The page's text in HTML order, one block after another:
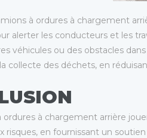
à ordures à chargement
alerter les conducteurs et les
véhicules ou des obstacles
collecte des déchets, en
ordures à chargement arrière
risques, en fournissant un